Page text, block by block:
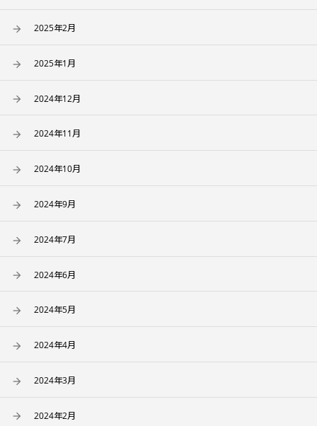
2025年2月
2025年1月
2024年12月
2024年11月
2024年10月
2024年9月
2024年7月
2024年6月
2024年5月
2024年4月
2024年3月
2024年2月